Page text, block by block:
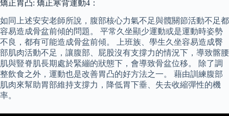
矯正胃凸: 矯正寒背運動4：
如同上述安安老師所說，腹部核心力氣不足與髖關節活動不足都
容易造成骨盆前傾的問題。 平常久坐顯少運動或是運動時姿勢
不良，都有可能造成骨盆前傾。 上班族、學生久坐容易造成臀
部肌肉活動不足，讓腹部、屁股沒有支撐力的情況下，導致髂腰
肌與豎脊肌長期處於緊繃的狀態下，會導致骨盆位移。 除了調
整飲食之外，運動也是改善胃凸的好方法之一。 藉由訓練腹部
肌肉來幫助胃部維持支撐力，降低胃下垂、失去收縮彈性的機
率。